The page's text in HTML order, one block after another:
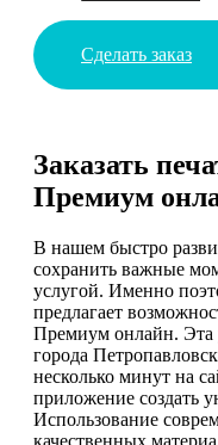
Сделать заказ
Заказать
Премиум
В нашем быстро
сохранить важные
услугой. Именно
предлагает
Премиум онлайн. Эта
города
несколько минут на
приложение создать
Использование